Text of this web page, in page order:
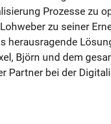
Prozesse zu
zu seiner
herausragende
Björn und dem
Partner bei der